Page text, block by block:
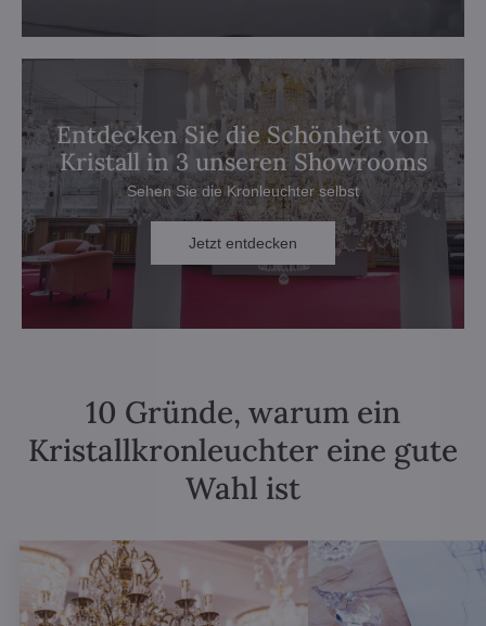
Entdecken Sie die Schönheit von
Kristall in 3 unseren Showrooms
Sehen Sie die Kronleuchter selbst
Jetzt entdecken
10 Gründe, warum ein
Kristallkronleuchter eine gute
Wahl ist